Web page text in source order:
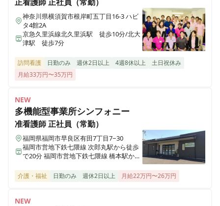
神奈川県横須賀市根岸町五丁目16-3 ハビ
タ4館2A
京急久里浜線北久里浜駅 徒歩10分/北大
津駅 徒歩7分
訪問看護 日勤のみ 週休2日以上 4週8休以上
土日祝休み
月給33万円〜35万円
NEW
多機能型事業所シンフォニー
准看護師正社員（常勤）
福岡県福岡市早良区有田7丁目7−30
福岡市営地下鉄七隈線 次郎丸駅から徒歩
で20分 福岡市営地下鉄七隈線 橋本駅から
介護・福祉 日勤のみ 週休2日以上 月給22万円〜26万円
NEW